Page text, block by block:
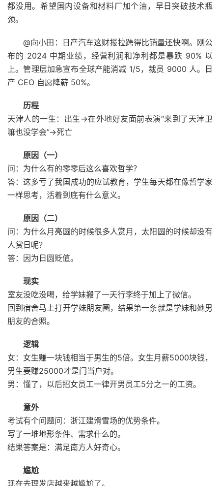
都没用。希望国内设备和材料厂加个油，早日突破技术瓶
颈。
@向小田：日产汽车这财报拉跨得比销量还快啊。刚公
布的 2024 中期业绩，经营利润和净利都是暴跌 90% 以
上。管理层加急宣布全球产能消减 1/5，裁员 9000 人。日
产 CEO 自愿降薪 50%。 ​​​
历程
天津人的一生：出生→在外地好友面前表演“来到了天津卫
嘛也没学会”→死亡
原因（一）
问：为什么有的零零后这么喜欢哲学？
答：这多亏了我国成功的应试教育，学生每天都在像哲学家
一样思考，活着到底有什么意义。
原因（二）
问：为什么月亮圆的时候很多人赏月，太阳圆的时候却没有
人赏日呢？
答：因为日圆贬值。
现实
室友没吃没喝，给学妹搬了一天行李终于加上了微信。
回到宿舍马上打开学妹朋友圈，结果第一条就是学妹和她男
朋友的合照。
逻辑
女：女生赚一块钱相当于男生的5倍。女生月薪5000块钱，
男生要赚25000才是门当户对。
男：懂了，以后招女员工一律开男员工5分之一的工资。
意外
考试有个问题问：浙江建滑雪场的优势条件。
写了一堆地形条件、需求什么的。
结果答案是：满足南方人好奇心。
尴尬
现在去理发店越来越尴尬了。